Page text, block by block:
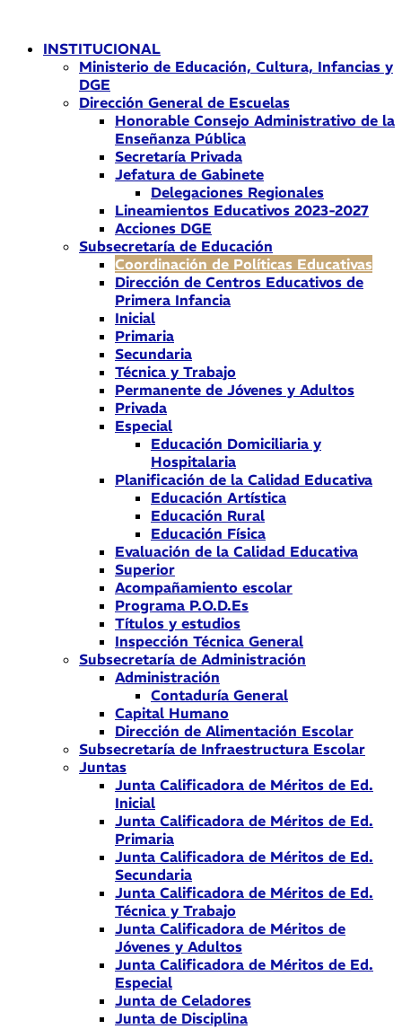
contenidoINSTITUCIONAL
Ministerio de Educación, Cultura, Infancias y
DGE
Dirección General de Escuelas
Honorable Consejo Administrativo de la
Enseñanza Pública
Secretaría Privada
Jefatura de Gabinete
Delegaciones Regionales
Lineamientos Educativos 2023-2027
Acciones DGE
Subsecretaría de Educación
Coordinación de Políticas Educativas
Dirección de Centros Educativos de
Primera Infancia
Inicial
Primaria
Secundaria
Técnica y Trabajo
Permanente de Jóvenes y Adultos
Privada
Especial
Educación Domiciliaria y
Hospitalaria
Planificación de la Calidad Educativa
Educación Artística
Educación Rural
Educación Física
Evaluación de la Calidad Educativa
Superior
Acompañamiento escolar
Programa P.O.D.Es
Títulos y estudios
Inspección Técnica General
Subsecretaría de Administración
Administración
Contaduría General
Capital Humano
Dirección de Alimentación Escolar
Subsecretaría de Infraestructura Escolar
Juntas
Junta Calificadora de Méritos de Ed.
Inicial
Junta Calificadora de Méritos de Ed.
Primaria
Junta Calificadora de Méritos de Ed.
Secundaria
Junta Calificadora de Méritos de Ed.
Técnica y Trabajo
Junta Calificadora de Méritos de
Jóvenes y Adultos
Junta Calificadora de Méritos de Ed.
Especial
Junta de Celadores
Junta de Disciplina